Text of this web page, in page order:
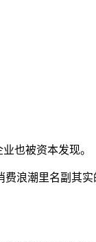
也被资本发现。
浪潮里名副其